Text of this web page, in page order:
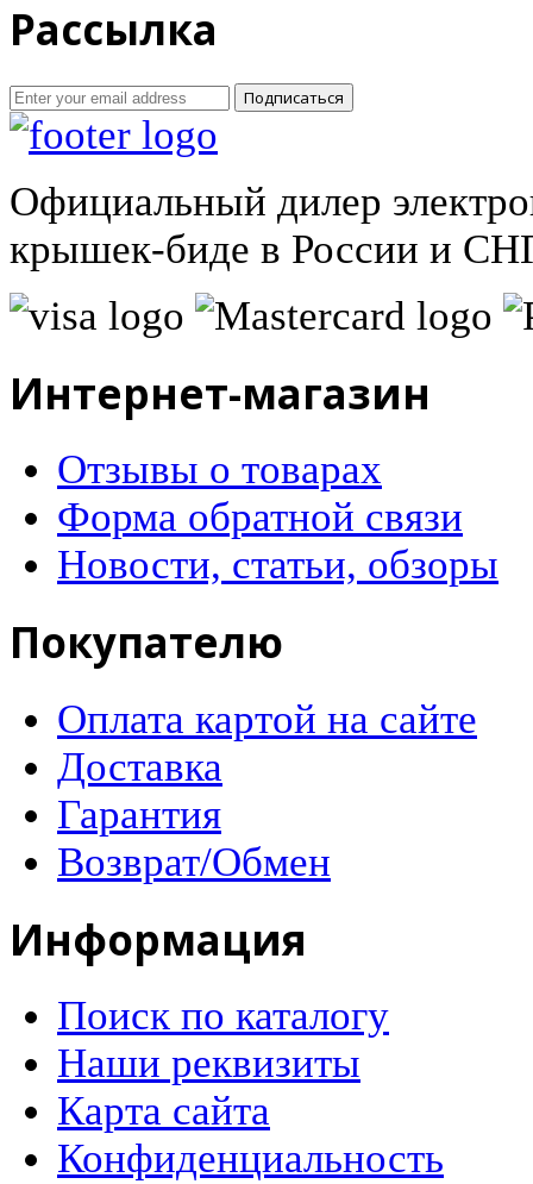
Рассылка
Подписаться
Официальный дилер
крышек-биде в России и
Интернет-магазин
Отзывы о товарах
Форма обратной связи
Новости, статьи, обзоры
Покупателю
Оплата картой на сайте
Доставка
Гарантия
Возврат/Обмен
Информация
Поиск по каталогу
Наши реквизиты
Карта сайта
Конфиденциальность